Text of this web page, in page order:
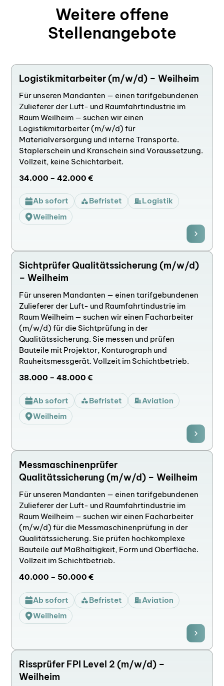
Weitere offene
Stellenangebote
Logistikmitarbeiter (m/w/d) – Weilheim
Für unseren Mandanten — einen tarifgebundenen
Zulieferer der Luft- und Raumfahrtindustrie im
Raum Weilheim — suchen wir einen
Logistikmitarbeiter (m/w/d) für
Materialversorgung und interne Transporte.
Staplerschein und Kranschein sind Voraussetzung.
Vollzeit, keine Schichtarbeit.
34.000 – 42.000 €
Ab sofort Befristet
Logistik
Weilheim
Sichtprüfer Qualitätssicherung (m/w/d)
– Weilheim
Für unseren Mandanten — einen tarifgebundenen
Zulieferer der Luft- und Raumfahrtindustrie im
Raum Weilheim — suchen wir einen Facharbeiter
(m/w/d) für die Sichtprüfung in der
Qualitätssicherung. Sie messen und prüfen
Bauteile mit Projektor, Konturograph und
Rauheitsmessgerät. Vollzeit im Schichtbetrieb.
38.000 – 48.000 €
Ab sofort Befristet
Aviation
Weilheim
Messmaschinenprüfer
Qualitätssicherung (m/w/d) – Weilheim
Für unseren Mandanten — einen tarifgebundenen
Zulieferer der Luft- und Raumfahrtindustrie im
Raum Weilheim — suchen wir einen Facharbeiter
(m/w/d) für die Messmaschinenprüfung in der
Qualitätssicherung. Sie prüfen hochkomplexe
Bauteile auf Maßhaltigkeit, Form und Oberfläche.
Vollzeit im Schichtbetrieb.
40.000 – 50.000 €
Ab sofort Befristet
Aviation
Weilheim
Rissprüfer FPI Level 2 (m/w/d) –
Weilheim